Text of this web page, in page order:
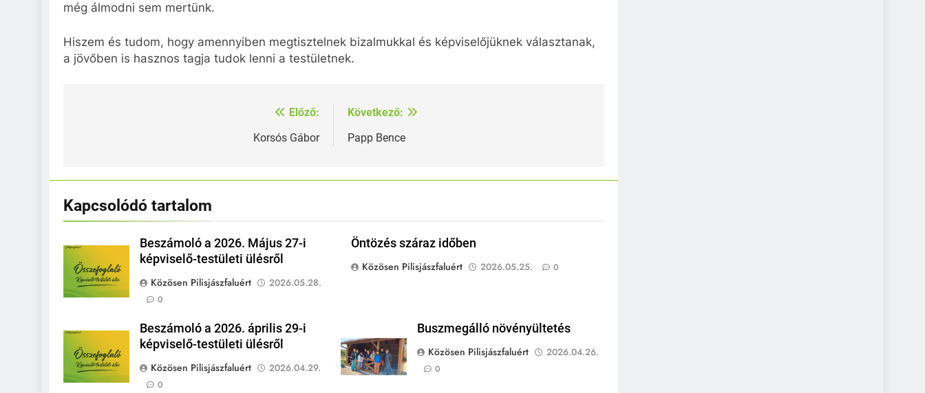
még álmodni sem mertünk.
Hiszem és tudom, hogy amennyiben megtisztelnek bizalmukkal és képviselőjüknek választanak,
a jövőben is hasznos tagja tudok lenni a testületnek.
Előző:
Korsós Gábor
Következő:
Papp Bence
Kapcsolódó tartalom
Beszámoló a 2026. Május 27-i
képviselő-testületi ülésről
Közösen Pilisjászfaluért
2026.05.28.
0
Öntözés száraz időben
Közösen Pilisjászfaluért
2026.05.25. 0
Beszámoló a 2026. április 29-i
képviselő-testületi ülésről
Közösen Pilisjászfaluért
2026.04.29.
0
Buszmegálló növényültetés
Közösen Pilisjászfaluért
2026.04.26.
0